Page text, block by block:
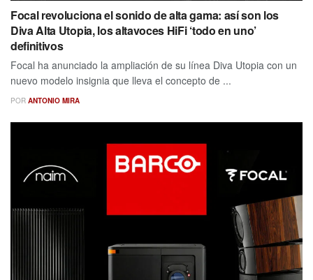
Focal revoluciona el sonido de alta gama: así son los
Diva Alta Utopia, los altavoces HiFi ‘todo en uno’
definitivos
Focal ha anunciado la ampliación de su línea Diva Utopia con un
nuevo modelo insignia que lleva el concepto de ...
POR ANTONIO MIRA